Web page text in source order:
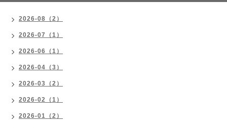
2026-08（2）
2026-07（1）
2026-06（1）
2026-04（3）
2026-03（2）
2026-02（1）
2026-01（2）